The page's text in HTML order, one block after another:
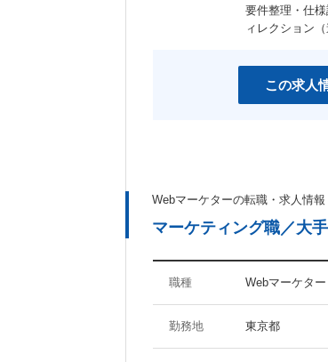
要件整理・仕
ィレクション
この求人
Webマーケターの転職・求人情報
マーケティング職／大
職種 Webマーケター
勤務地 東京都